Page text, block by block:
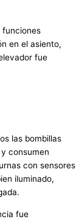
funciones
en el asiento,
fue
las bombillas
consumen
con sensores
iluminado,
fue